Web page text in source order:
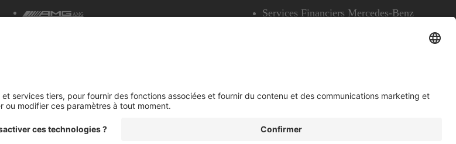
AMG Services Financiers Mercedes-Benz